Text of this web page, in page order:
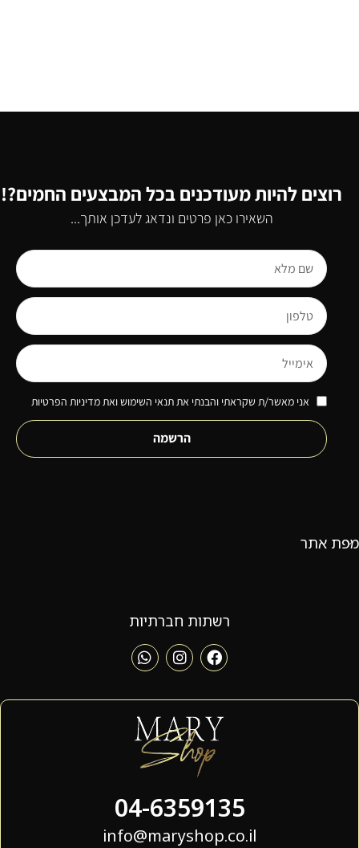
רוצים להיות מעודכנים בכל המבצעים החמים?!
השאירו כאן פרטים ונדאג לעדכן אותך...
אני מאשר/ת שקראתי והבנתי את תנאי השימוש ואת מדיניות הפרטיות
הרשמה
מפת אתר
רשתות חברתיות
04-6359135
info@maryshop.co.il